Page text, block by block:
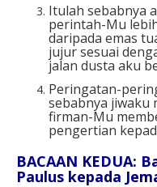
Itulah sebabnya
perintah-Mu
daripada emas
jujur sesuai
jalan dusta aku
Peringatan-
sebabnya jiwaku
firman-Mu
pengertian
BACAAN KEDUA:
Paulus kepada